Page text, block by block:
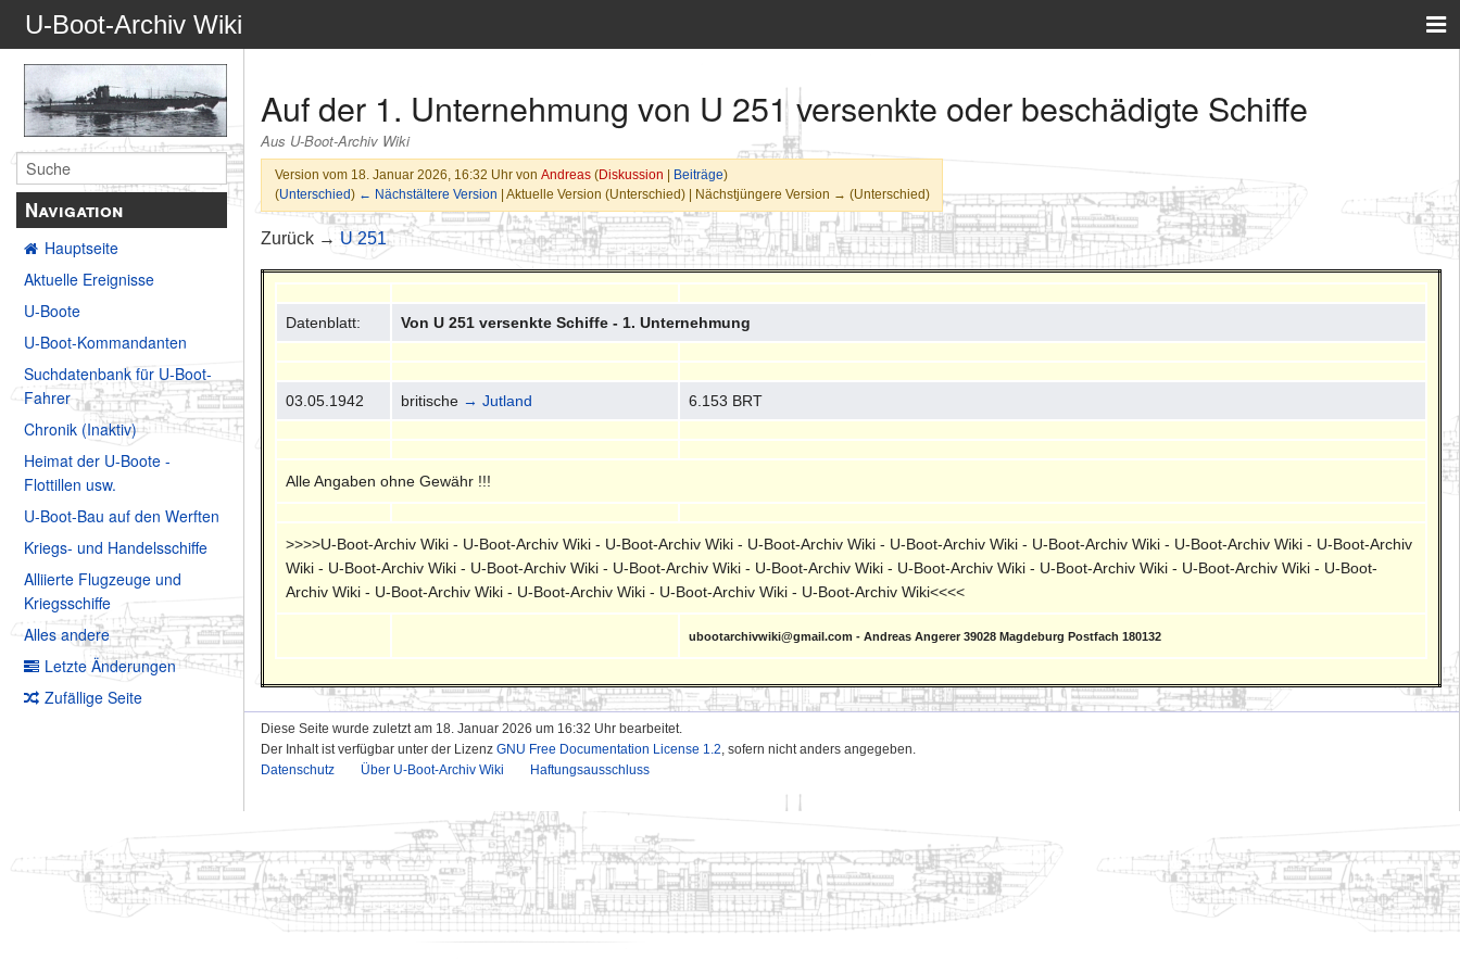
U-Boot-Archiv Wiki
Navigation
Hauptseite
Aktuelle Ereignisse
U-Boote
U-Boot-Kommandanten
Suchdatenbank für U-Boot-
Fahrer
Chronik (Inaktiv)
Heimat der U-Boote -
Flottillen usw.
U-Boot-Bau auf den Werften
Kriegs- und Handelsschiffe
Alliierte Flugzeuge und
Kriegsschiffe
Alles andere
Letzte Änderungen
Zufällige Seite
Auf der 1. Unternehmung von U 251 versenkte oder beschädigte Schiffe
Aus U-Boot-Archiv Wiki
Version vom 18. Januar 2026, 16:32 Uhr von Andreas (Diskussion Beiträge)
(Unterschied) ← Nächstältere Version | Aktuelle Version (Unterschied) | Nächstjüngere Version → (Unterschied)
Zurück → U 251
Datenblatt: Von U 251 versenkte Schiffe - 1. Unternehmung
03.05.1942 britische → Jutland 6.153 BRT
Alle Angaben ohne Gewähr !!!
>>>>U-Boot-Archiv Wiki - U-Boot-Archiv Wiki - U-Boot-Archiv Wiki - U-Boot-Archiv Wiki - U-Boot-Archiv Wiki - U-Boot-Archiv Wiki - U-Boot-Archiv Wiki - U-Boot-Archiv
Wiki - U-Boot-Archiv Wiki - U-Boot-Archiv Wiki - U-Boot-Archiv Wiki - U-Boot-Archiv Wiki - U-Boot-Archiv Wiki - U-Boot-Archiv Wiki - U-Boot-Archiv Wiki - U-Boot-
Archiv Wiki - U-Boot-Archiv Wiki - U-Boot-Archiv Wiki - U-Boot-Archiv Wiki - U-Boot-Archiv Wiki<<<<
ubootarchivwiki@gmail.com - Andreas Angerer 39028 Magdeburg Postfach 180132
Diese Seite wurde zuletzt am 18. Januar 2026 um 16:32 Uhr bearbeitet.
Der Inhalt ist verfügbar unter der LizenzGNU Free Documentation License 1.2, sofern nicht anders angegeben.
Datenschutz
Über U-Boot-Archiv Wiki Haftungsausschluss